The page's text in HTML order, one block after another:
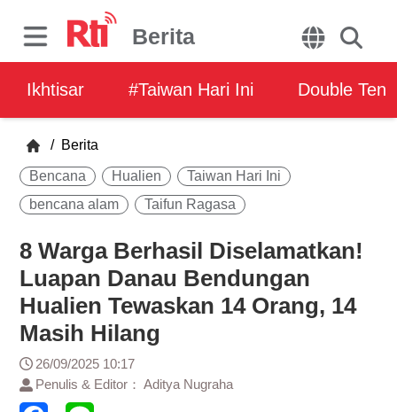
Berita
Ikhtisar #Taiwan Hari Ini Double Ten
/ Berita
Bencana Hualien
Taiwan Hari Ini
bencana alam
Taifun Ragasa
8 Warga Berhasil Diselamatkan!
Luapan Danau Bendungan
Hualien Tewaskan 14 Orang, 14
Masih Hilang
26/09/2025 10:17
Penulis & Editor： Aditya Nugraha